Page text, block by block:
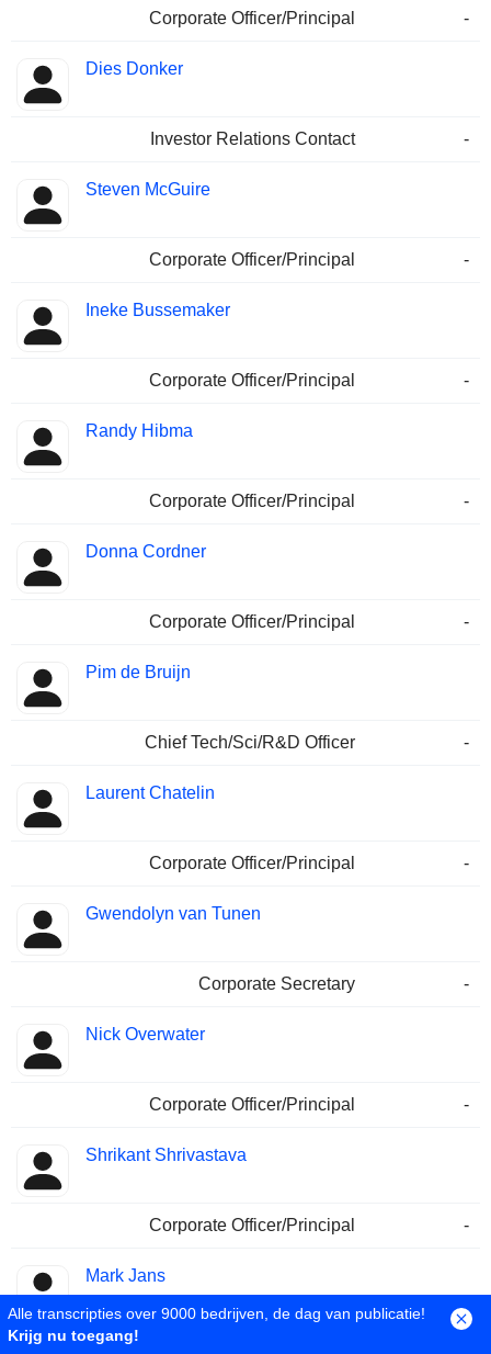
Corporate Officer/Principal -
Dies Donker
Investor Relations Contact -
Steven McGuire
Corporate Officer/Principal -
Ineke Bussemaker
Corporate Officer/Principal -
Randy Hibma
Corporate Officer/Principal -
Donna Cordner
Corporate Officer/Principal -
Pim de Bruijn
Chief Tech/Sci/R&D Officer -
Laurent Chatelin
Corporate Officer/Principal -
Gwendolyn van Tunen
Corporate Secretary -
Nick Overwater
Corporate Officer/Principal -
Shrikant Shrivastava
Corporate Officer/Principal -
Mark Jans
Alle transcripties over 9000 bedrijven, de dag van publicatie!
Krijg nu toegang!